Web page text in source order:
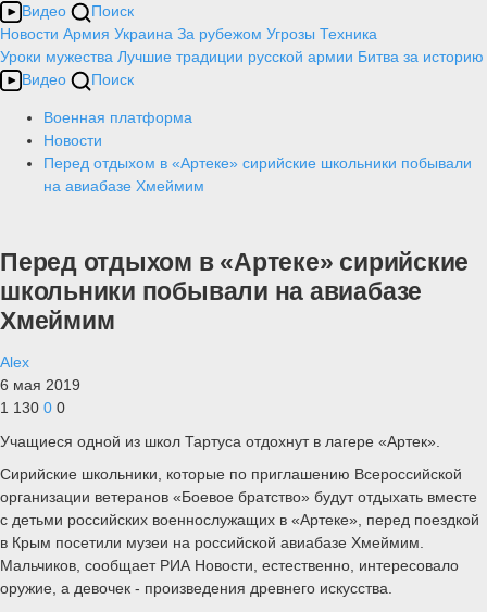
Видео
Поиск
Новости Армия Украина За рубежом Угрозы Техника
Уроки мужества Лучшие традиции русской армии Битва за историю
Видео
Поиск
Военная платформа
Новости
Перед отдыхом в «Артеке» сирийские школьники побывали
на авиабазе Хмеймим
Перед отдыхом в «Артеке» сирийские
школьники побывали на авиабазе
Хмеймим
Alex
6 мая 2019
1 130 0 0
Учащиеся одной из школ Тартуса отдохнут в лагере «Артек».
Сирийские школьники, которые по приглашению Всероссийской
организации ветеранов «Боевое братство» будут отдыхать вместе
с детьми российских военнослужащих в «Артеке», перед поездкой
в Крым посетили музеи на российской авиабазе Хмеймим.
Мальчиков, сообщает РИА Новости, естественно, интересовало
оружие, а девочек - произведения древнего искусства.